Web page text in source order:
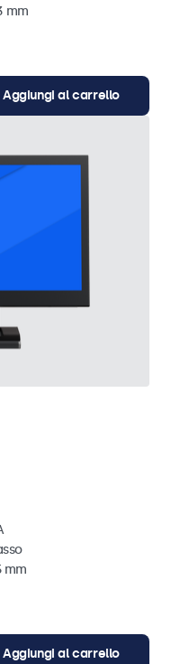
mm
Aggiungi al carrello
mm
Aggiungi al carrello